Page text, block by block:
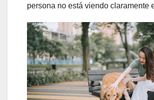
persona no está viendo claramente